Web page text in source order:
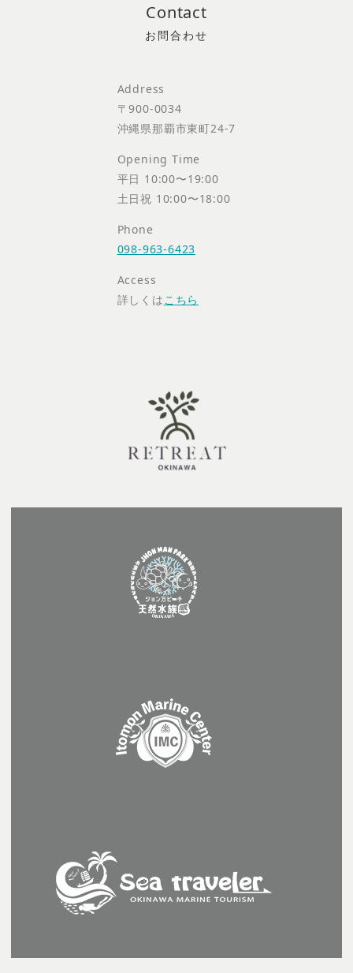
Contact
Address
〒900-0034
沖縄県那覇市東町24-7
Opening Time
平日 10:00〜19:00
土日祝 10:00〜18:00
Phone
098-963-6423
Access
詳しくは こちら